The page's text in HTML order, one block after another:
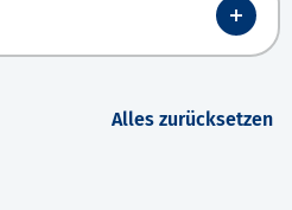
Alles zurücksetzen